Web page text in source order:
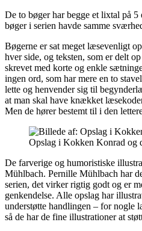
De to bøger har begge et lixtal på
bøger i serien havde samme
Bøgerne er sat meget læsevenligt
hver side, og teksten, som er delt
skrevet med korte og enkle
ingen ord, som har mere en to
lette og henvender sig til
at man skal have knækket
Men de hører bestemt til i den
Opslag i Kokken Konrad og
De farverige og humoristiske
Mühlbach. Pernille Mühlbach har
serien, det virker rigtig godt og er
genkendelse. Alle opslag har
understøtte handlingen – for
så de har de fine illustrationer at